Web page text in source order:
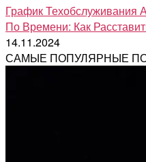
График Техобслуживания
По Времени: Как
14.11.2024
САМЫЕ ПОПУЛЯРНЫЕ